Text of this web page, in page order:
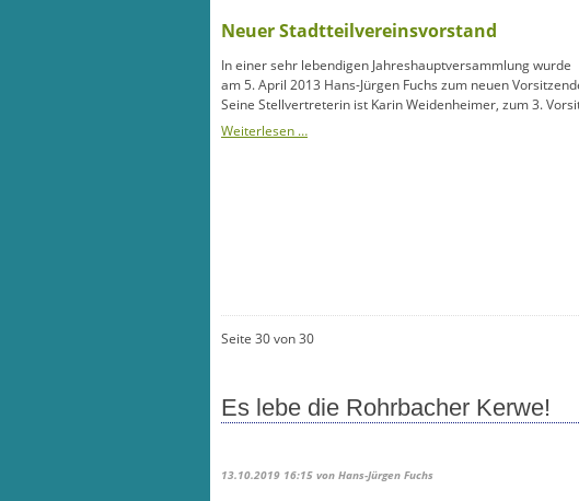
Neuer Stadtteilvereinsvorstand
In einer sehr lebendigen Jahreshauptversammlung wurde
am 5. April 2013 Hans-Jürgen Fuchs zum neuen
Seine Stellvertreterin ist Karin Weidenheimer, zum 3.
Weiterlesen …Neuer
Seite 30 von 30
Es lebe die Rohrbacher Kerwe!
13.10.2019 16:15 von Hans-Jürgen Fuchs